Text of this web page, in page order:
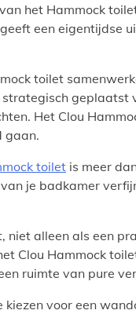
het Hammock
een eigentijdse
toilet
Het Clou
gaan.
toilet is meer
je badkamer
niet alleen als een
Clou Hammock
ruimte van pure
voor een